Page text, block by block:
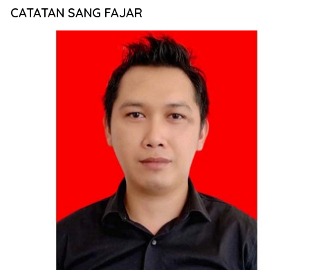
CATATAN SANG FAJAR